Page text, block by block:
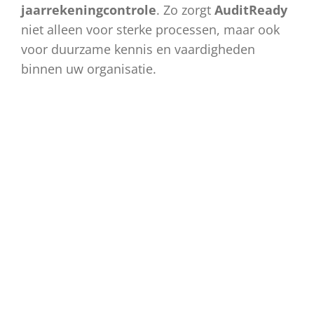
jaarrekeningcontrole. Zo zorgt AuditReady
niet alleen voor sterke processen, maar ook
voor duurzame kennis en vaardigheden
binnen uw organisatie.